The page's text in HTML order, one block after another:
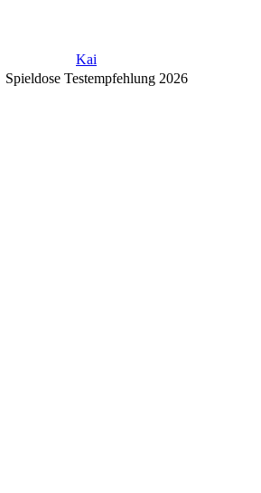
Kai
Spieldose Testempfehlung 2026